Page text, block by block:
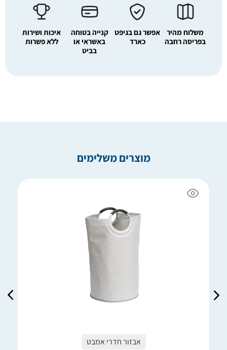
משלוח מהיר
בפריסה רחבה
אפשר גם בגיפט
כארד
קנייה בטוחה
באשראי או
בביט
איכות ושירות
ללא פשרות
מוצרים משלימים
אבזור חדרי אמבט